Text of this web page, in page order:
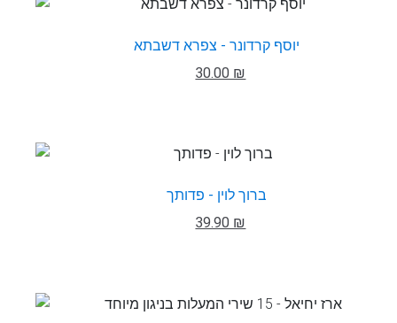
יוסף קרדונר - צפרא דשבתא
30.00 ₪
ברוך לוין - פדותך
39.90 ₪